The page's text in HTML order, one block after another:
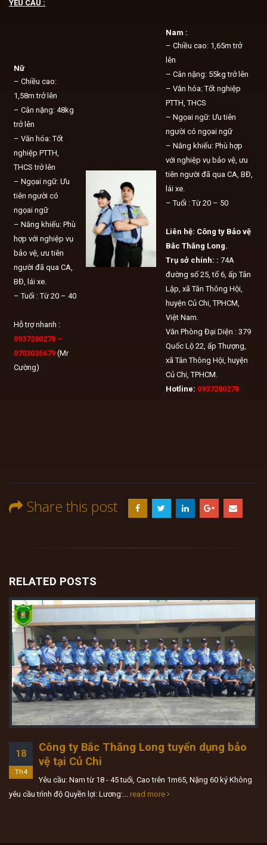
YÊU CẦU :
Nữ
– Chiều cao:
1,58m trở lên
– Cân nặng: 48kg
trở lên
– Văn hóa: Tốt
nghiệp PTTH,
THCS trở lên
– Ngọai ngữ: Ưu
tiên người có
ngọai ngữ
– Năng khiếu: Phù
hợp với nghiệp vụ
bảo vệ, ưu tiên
người đã qua CA,
BĐ, lái xe.
– Tuổi : Từ 20 – 40
Hỗ trợ nhanh :
0937280278 –
0703035679 (Mr
Cường)
Nam :
– Chiều cao: 1,65m trở
lên
– Cân nặng: 55kg trở lên
– Văn hóa: Tốt nghiệp
PTTH, THCS
– Ngọai ngữ: Ưu tiên
người có ngọai ngữ
– Năng khiếu: Phù hợp
với nghiệp vụ bảo vệ, ưu
tiên người đã qua CA, BĐ,
lái xe.
– Tuổi : Từ 20 – 50
Liên hệ: Công ty Bảo vệ
Bắc Thăng Long.
Trụ sở chính: : 74A
đường số 25, tổ 6, ấp Tân
Lập, xã Tân Thông Hội,
huyện Củ Chi, TPHCM,
Việt Nam.
Văn Phòng Đại Diện : 379
Quốc Lộ 22, ấp Thượng,
xã Tân Thông Hội, huyện
Củ Chi, TPHCM.
Hotline: 0937280278
Share this post
RELATED POSTS
18
Th4
Công ty Bắc Thăng Long tuyển dụng bảo
vệ tại Củ Chi
Yêu cầu: Nam từ 18 - 45 tuổi, Cao trên 1m65, Nặng 60 ký Không
yêu cầu trình độ Quyền lợi: Lương:... read more